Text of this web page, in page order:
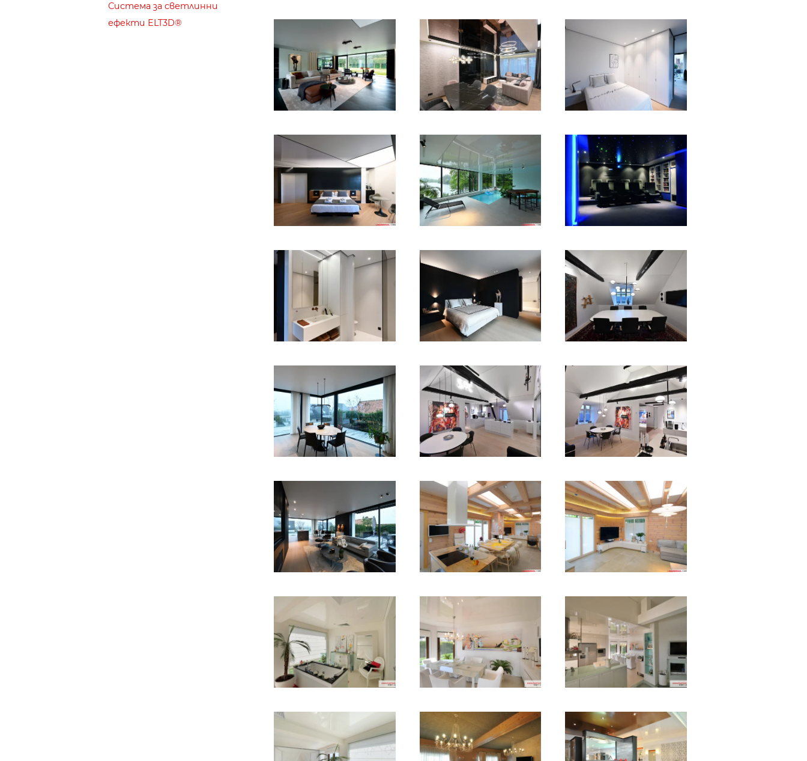
Система за светлинни
ефекти ELT3D®